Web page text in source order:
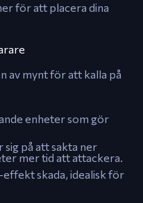
för att placera dina
av mynt för att kalla på
enheter som gör
sig på att sakta ner
mer tid att attackera.
skada, idealisk för